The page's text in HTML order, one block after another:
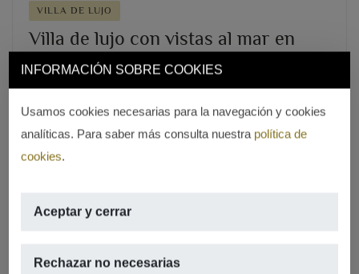
INFORMACIÓN SOBRE COOKIES
Usamos cookies necesarias para la navegación y cookies
analíticas. Para saber más consulta nuestra política de
cookies.
Aceptar y cerrar
Rechazar no necesarias
VILLA DE LUJO
Villa de lujo con vistas al mar en
Jávea
3.950.000 €
CUESTA SAN ANTONIO – PUCHOL, JÁVEA/XÀBIA
750m2, 1.468m2parcela, 6 hab., 5 baños